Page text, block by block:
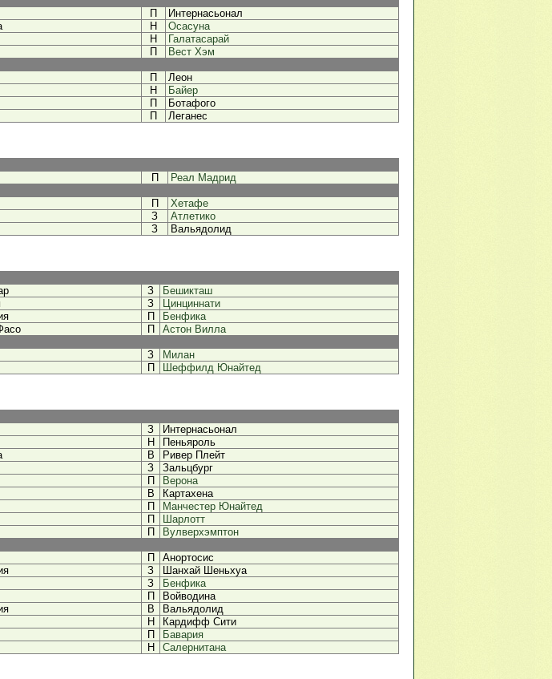
П
Интернасьонал
Н
Осасуна
Н
Галатасарай
П
Вест Хэм
П
Леон
Н
Байер
П
Ботафого
П Леганес
П
Реал Мадрид
П
Хетафе
З
Атлетико
З Вальядолид
З
Бешикташ
З
Цинциннати
П
Бенфика
П
Астон Вилла
З
Милан
П Шеффилд Юнайтед
З
Интернасьонал
Н
Пеньяроль
В
Ривер Плейт
З
Зальцбург
П
Верона
В
Картахена
П
Манчестер Юнайтед
П
Шарлотт
П
Вулверхэмптон
П
Анортосис
З
Шанхай Шеньхуа
З
Бенфика
П
Войводина
В
Вальядолид
Н
Кардифф Сити
П
Бавария
Н Салернитана